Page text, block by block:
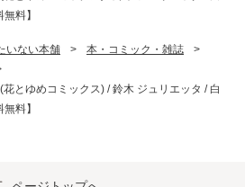
料】
いない本舗 > 本・コミック・雑誌
>
花とゆめコミックス) / 鈴木 ジュリエッタ / 白
料】